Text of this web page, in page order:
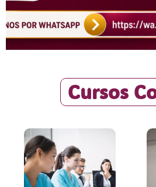
Cursos